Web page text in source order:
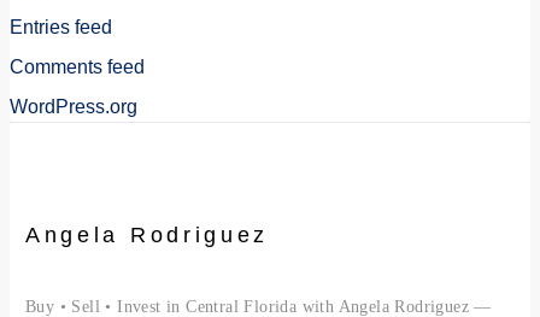
Entries feed
Comments feed
WordPress.org
Angela Rodriguez
Buy • Sell • Invest in Central Florida with Angela Rodriguez —